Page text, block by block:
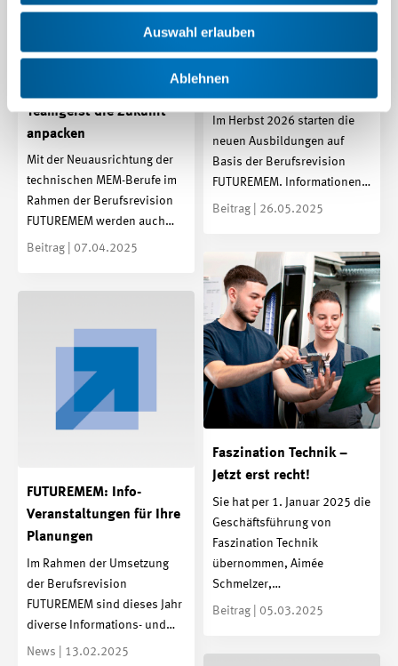
Auswahl erlauben
Ablehnen
FUTUREMEM:
Informationen für
Umsetzungen stehen
bereit
Im Herbst 2026 starten die
neuen Ausbildungen auf
Basis der Berufsrevision
FUTUREMEM. Informationen…
Beitrag | 26.05.2025
Teamgeist die Zukunft
anpacken
Mit der Neuausrichtung der
technischen MEM-Berufe im
Rahmen der Berufsrevision
FUTUREMEM werden auch…
Beitrag | 07.04.2025
Faszination Technik –
Jetzt erst recht!
Sie hat per 1. Januar 2025 die
Geschäftsführung von
Faszination Technik
übernommen, Aimée
Schmelzer,…
Beitrag | 05.03.2025
FUTUREMEM: Info-
Veranstaltungen für Ihre
Planungen
Im Rahmen der Umsetzung
der Berufsrevision
FUTUREMEM sind dieses Jahr
diverse Informations- und…
News | 13.02.2025